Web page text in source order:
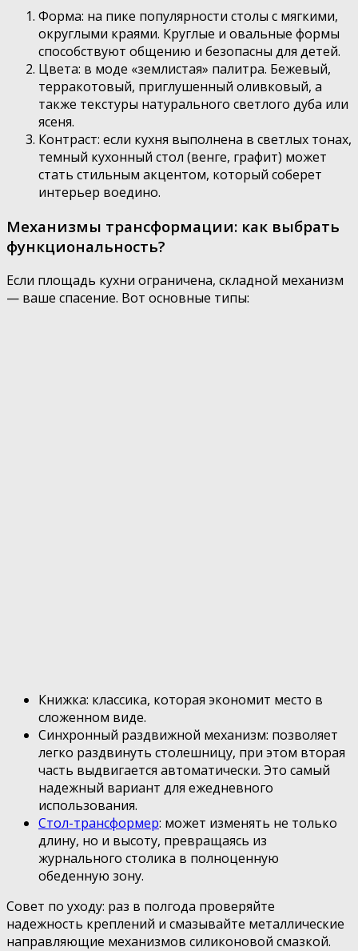
Форма: на пике популярности столы с мягкими,
округлыми краями. Круглые и овальные формы
способствуют общению и безопасны для детей.
Цвета: в моде «землистая» палитра. Бежевый,
терракотовый, приглушенный оливковый, а
также текстуры натурального светлого дуба или
ясеня.
Контраст: если кухня выполнена в светлых тонах,
темный кухонный стол (венге, графит) может
стать стильным акцентом, который соберет
интерьер воедино.
Механизмы трансформации: как выбрать
функциональность?
Если площадь кухни ограничена, складной механизм
— ваше спасение. Вот основные типы:
Книжка: классика, которая экономит место в
сложенном виде.
Синхронный раздвижной механизм: позволяет
легко раздвинуть столешницу, при этом вторая
часть выдвигается автоматически. Это самый
надежный вариант для ежедневного
использования.
Стол-трансформер: может изменять не только
длину, но и высоту, превращаясь из
журнального столика в полноценную
обеденную зону.
Совет по уходу: раз в полгода проверяйте
надежность креплений и смазывайте металлические
направляющие механизмов силиконовой смазкой.